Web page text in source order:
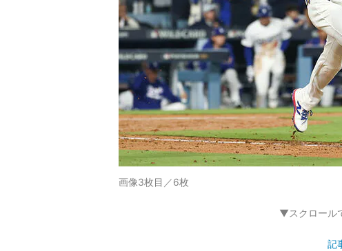
画像3枚目／6枚
▼スクロール
記